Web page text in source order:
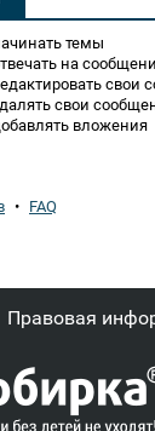
темы
на
свои
свои
вложения
• FAQ
Правовая